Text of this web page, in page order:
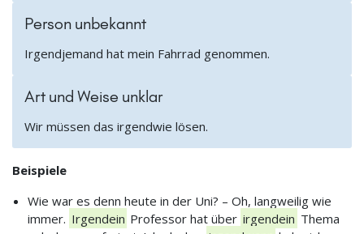
Person unbekannt
Irgendjemand hat mein Fahrrad genommen.
Art und Weise unklar
Wir müssen das irgendwie lösen.
Beispiele
Wie war es denn heute in der Uni? – Oh, langweilig wie
immer. Irgendein Professor hat über irgendein Thema